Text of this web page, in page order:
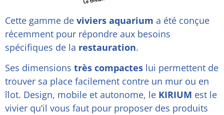
Cette gamme de viviers aquarium a été conçue
récemment pour répondre aux besoins
spécifiques de la restauration.
Ses dimensions très compactes lui permettent de
trouver sa place facilement contre un mur ou en
îlot. Design, mobile et autonome, le KIRIUM est le
vivier qu’il vous faut pour proposer des produits